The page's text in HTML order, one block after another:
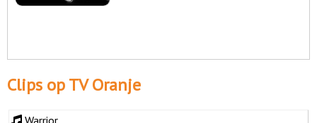
Clips op TV Oranje
Warrior